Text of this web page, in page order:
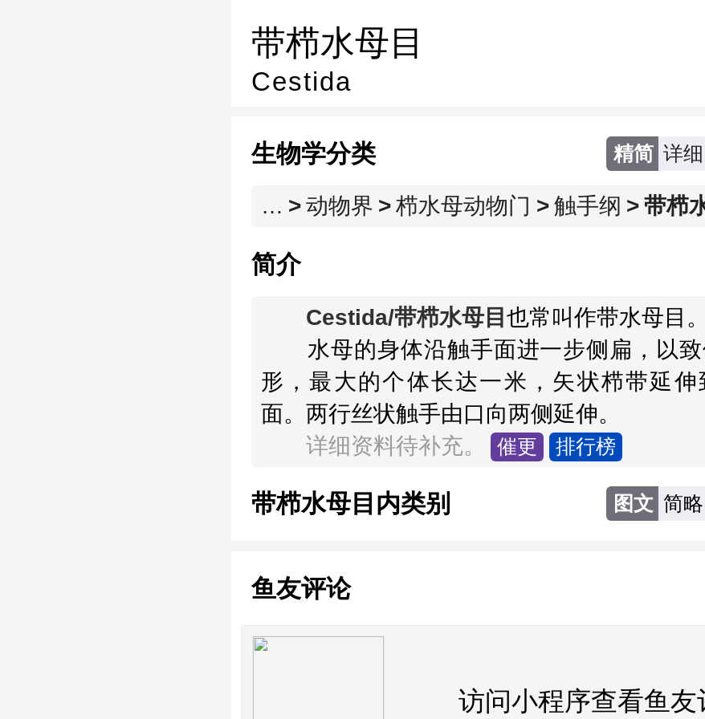
带栉水母目
Cestida
生物学分类 精简 详细
… >动物界 > 栉水母动物门 > 触手纲 >带栉
简介
Cestida/带栉水母目 也常叫作带水母目。
水母的身体沿触手面进一步侧扁，以致
形，最大的个体长达一米，矢状栉带延伸
面。两行丝状触手由口向两侧延伸。
详细资料待补充。
催更 排行榜
图文 简略
带栉水母目内类别
鱼友评论
访问小程序查看鱼友